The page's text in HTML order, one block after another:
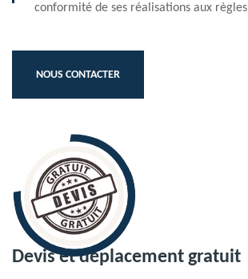
conformité de ses réalisations aux règles
NOUS CONTACTER
Devis et déplacement gratuit